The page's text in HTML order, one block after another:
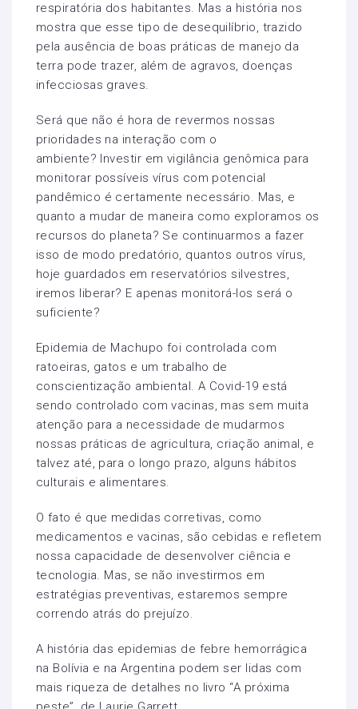
respiratória dos habitantes. Mas a história nos
mostra que esse tipo de desequilíbrio, trazido
pela ausência de boas práticas de manejo da
terra pode trazer, além de agravos, doenças
infecciosas graves.
Será que não é hora de revermos nossas
prioridades na interação com o
ambiente? Investir em vigilância genômica para
monitorar possíveis vírus com potencial
pandêmico é certamente necessário. Mas, e
quanto a mudar de maneira como exploramos os
recursos do planeta? Se continuarmos a fazer
isso de modo predatório, quantos outros vírus,
hoje guardados em reservatórios silvestres,
iremos liberar? E apenas monitorá-los será o
suficiente?
Epidemia de Machupo foi controlada com
ratoeiras, gatos e um trabalho de
conscientização ambiental. A Covid-19 está
sendo controlado com vacinas, mas sem muita
atenção para a necessidade de mudarmos
nossas práticas de agricultura, criação animal, e
talvez até, para o longo prazo, alguns hábitos
culturais e alimentares.
O fato é que medidas corretivas, como
medicamentos e vacinas, são cebidas e refletem
nossa capacidade de desenvolver ciência e
tecnologia. Mas, se não investirmos em
estratégias preventivas, estaremos sempre
correndo atrás do prejuízo.
A história das epidemias de febre hemorrágica
na Bolívia e na Argentina podem ser lidas com
mais riqueza de detalhes no livro “A próxima